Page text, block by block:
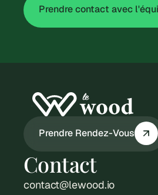
Prendre contact avec
Prendre Rendez-Vous
Contact
contact@lewood.io